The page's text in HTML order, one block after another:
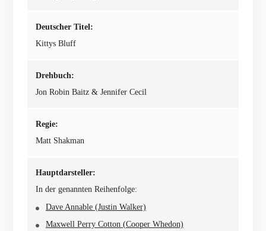
Deutscher Titel:
Kittys Bluff
Drehbuch:
Jon Robin Baitz & Jennifer Cecil
Regie:
Matt Shakman
Hauptdarsteller:
In der genannten Reihenfolge:
Dave Annable (Justin Walker)
Maxwell Perry Cotton (Cooper Whedon)